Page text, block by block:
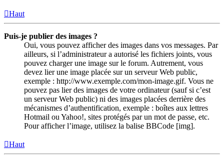
Haut
Puis-je publier des images ?
Oui, vous pouvez afficher des images dans vos messages. Par
ailleurs, si l’administrateur a autorisé les fichiers joints, vous
pouvez charger une image sur le forum. Autrement, vous
devez lier une image placée sur un serveur Web public,
exemple : http://www.exemple.com/mon-image.gif. Vous ne
pouvez pas lier des images de votre ordinateur (sauf si c’est
un serveur Web public) ni des images placées derrière des
mécanismes d’authentification, exemple : boîtes aux lettres
Hotmail ou Yahoo!, sites protégés par un mot de passe, etc.
Pour afficher l’image, utilisez la balise BBCode [img].
Haut